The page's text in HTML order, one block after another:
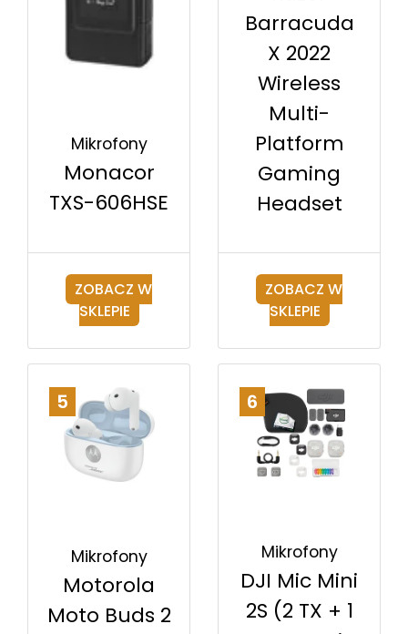
Mikrofony
Monacor
TXS-606HSE
ZOBACZ W
SKLEPIE
Barracuda
X 2022
Wireless
Multi-
Platform
Gaming
Headset
ZOBACZ W
SKLEPIE
5
Mikrofony
Motorola
Moto Buds 2
6
Mikrofony
DJI Mic Mini
2S (2 TX + 1